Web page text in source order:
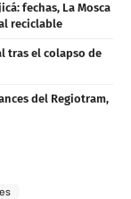
fechas, La Mosca
reciclable
tras el colapso de
del Regiotram,